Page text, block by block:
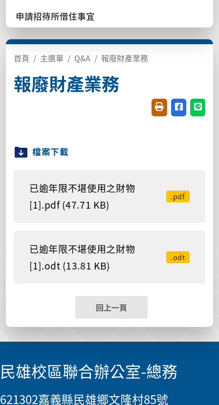
申請招待所借住事宜
首頁 主選單 Q&A 報廢財產業務
報廢財產業務
友善列印(開新視
分享至臉書
分享
檔案下載
已逾年限不堪使用之財物
[1].pdf (47.71 KB)
.pdf
已逾年限不堪使用之財物
[1].odt (13.81 KB)
.odt
回上一頁
民雄校區聯合辦公室-總務
621302嘉義縣民雄鄉文隆村85號